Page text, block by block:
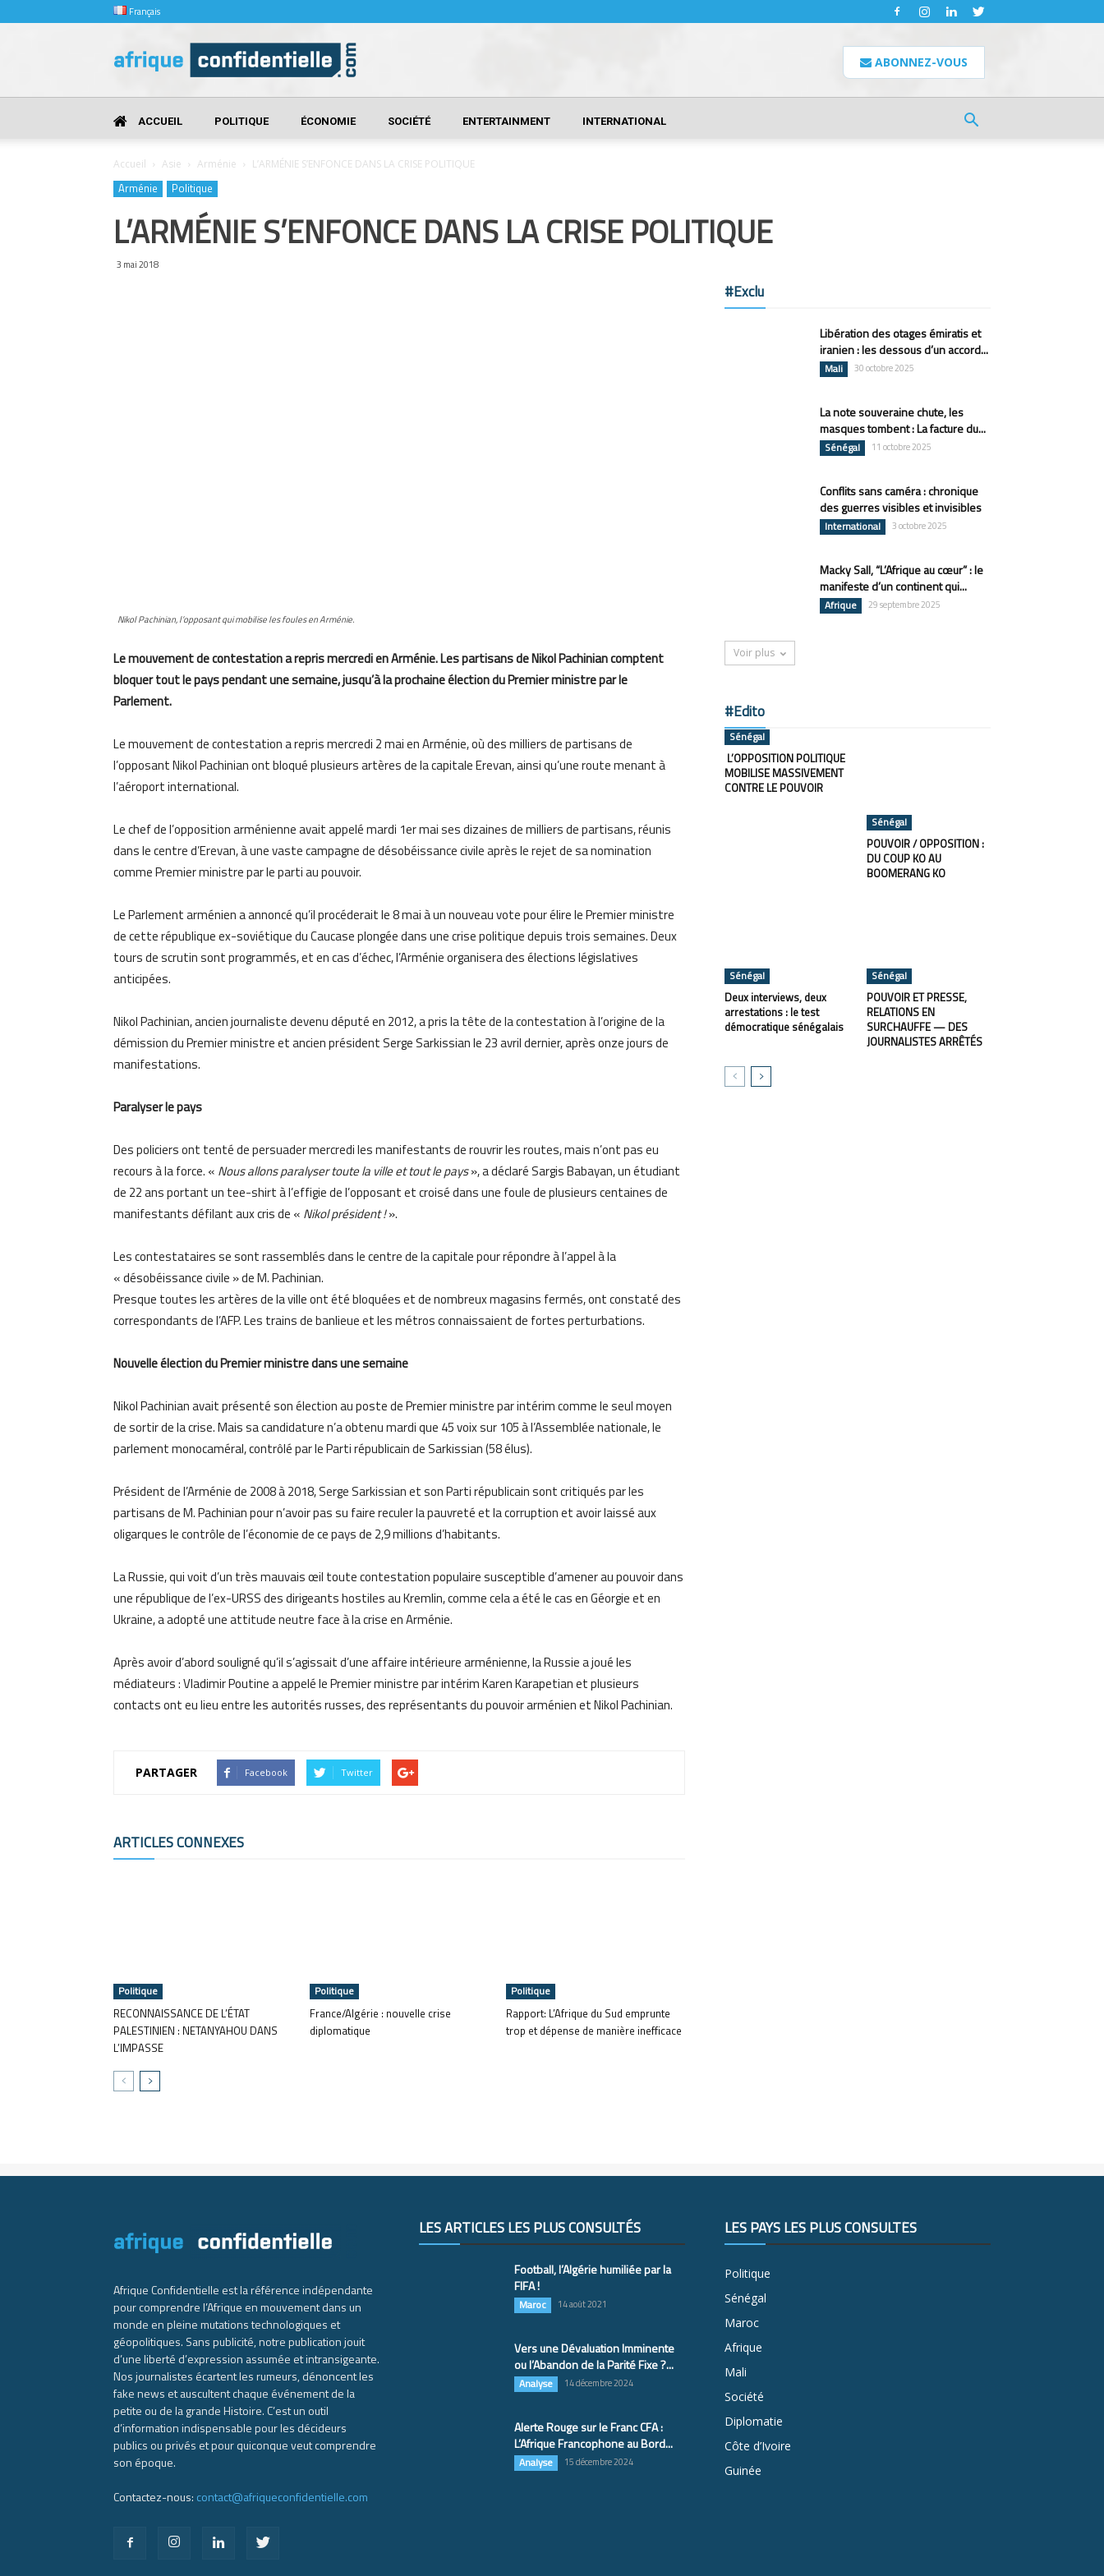
Français
Confidentielle
ABONNEZ-VOUS
ACCUEIL POLITIQUE ÉCONOMIE SOCIÉTÉ ENTERTAINMENT INTERNATIONAL
Accueil Asie Arménie L’ARMÉNIE S’ENFONCE DANS LA CRISE POLITIQUE
Arménie Politique
L’ARMÉNIE S’ENFONCE DANS LA CRISE POLITIQUE
3 mai 2018
Nikol Pachinian, l’opposant qui mobilise les foules en Arménie.
Le mouvement de contestation a repris mercredi en Arménie. Les partisans de Nikol Pachinian comptent
bloquer tout le pays pendant une semaine, jusqu’à la prochaine élection du Premier ministre par le
Parlement.
Le mouvement de contestation a repris mercredi 2 mai en Arménie, où des milliers de partisans de
l’opposant Nikol Pachinian ont bloqué plusieurs artères de la capitale Erevan, ainsi qu’une route menant à
l’aéroport international.
Le chef de l’opposition arménienne avait appelé mardi 1er mai ses dizaines de milliers de partisans, réunis
dans le centre d’Erevan, à une vaste campagne de désobéissance civile après le rejet de sa nomination
comme Premier ministre par le parti au pouvoir.
Le Parlement arménien a annoncé qu’il procéderait le 8 mai à un nouveau vote pour élire le Premier ministre
de cette république ex-soviétique du Caucase plongée dans une crise politique depuis trois semaines. Deux
tours de scrutin sont programmés, et en cas d’échec, l’Arménie organisera des élections législatives
anticipées.
Nikol Pachinian, ancien journaliste devenu député en 2012, a pris la tête de la contestation à l’origine de la
démission du Premier ministre et ancien président Serge Sarkissian le 23 avril dernier, après onze jours de
manifestations.
Paralyser le pays
Des policiers ont tenté de persuader mercredi les manifestants de rouvrir les routes, mais n’ont pas eu
recours à la force. « Nous allons paralyser toute la ville et tout le pays», a déclaré Sargis Babayan, un étudiant
de 22 ans portant un tee-shirt à l’effigie de l’opposant et croisé dans une foule de plusieurs centaines de
manifestants défilant aux cris de « Nikol président !».
Les contestataires se sont rassemblés dans le centre de la capitale pour répondre à l’appel à la
« désobéissance civile » de M. Pachinian.
Presque toutes les artères de la ville ont été bloquées et de nombreux magasins fermés, ont constaté des
correspondants de l’AFP. Les trains de banlieue et les métros connaissaient de fortes perturbations.
Nouvelle élection du Premier ministre dans une semaine
Nikol Pachinian avait présenté son élection au poste de Premier ministre par intérim comme le seul moyen
de sortir de la crise. Mais sa candidature n’a obtenu mardi que 45 voix sur 105 à l’Assemblée nationale, le
parlement monocaméral, contrôlé par le Parti républicain de Sarkissian (58 élus).
Président de l’Arménie de 2008 à 2018, Serge Sarkissian et son Parti républicain sont critiqués par les
partisans de M. Pachinian pour n’avoir pas su faire reculer la pauvreté et la corruption et avoir laissé aux
oligarques le contrôle de l’économie de ce pays de 2,9 millions d’habitants.
La Russie, qui voit d’un très mauvais œil toute contestation populaire susceptible d’amener au pouvoir dans
une république de l’ex-URSS des dirigeants hostiles au Kremlin, comme cela a été le cas en Géorgie et en
Ukraine, a adopté une attitude neutre face à la crise en Arménie.
Après avoir d’abord souligné qu’il s’agissait d’une affaire intérieure arménienne, la Russie a joué les
médiateurs : Vladimir Poutine a appelé le Premier ministre par intérim Karen Karapetian et plusieurs
contacts ont eu lieu entre les autorités russes, des représentants du pouvoir arménien et Nikol Pachinian.
PARTAGER Facebook Twitter
ARTICLES CONNEXES
Politique
RECONNAISSANCE DE L’ÉTAT
PALESTINIEN : NETANYAHOU DANS
L’IMPASSE
Politique
France/Algérie : nouvelle crise
diplomatique
Politique
Rapport: L’Afrique du Sud emprunte
trop et dépense de manière inefficace
#Exclu
Libération des otages émiratis et
iranien : les dessous d’un accord...
Mali 30 octobre 2025
La note souveraine chute, les
masques tombent : La facture du...
Sénégal 11 octobre 2025
Conflits sans caméra : chronique
des guerres visibles et invisibles
International 3 octobre 2025
Macky Sall, “L’Afrique au cœur” : le
manifeste d’un continent qui...
Afrique 29 septembre 2025
Voir plus
#Edito
Sénégal
L’OPPOSITION POLITIQUE
MOBILISE MASSIVEMENT
CONTRE LE POUVOIR
Sénégal
POUVOIR / OPPOSITION :
DU COUP KO AU
BOOMERANG KO
Sénégal
Deux interviews, deux
arrestations : le test
démocratique sénégalais
Sénégal
POUVOIR ET PRESSE,
RELATIONS EN
SURCHAUFFE — DES
JOURNALISTES ARRÊTÉS
Afrique Confidentielle est la référence indépendante
pour comprendre l’Afrique en mouvement dans un
monde en pleine mutations technologiques et
géopolitiques. Sans publicité, notre publication jouit
d’une liberté d’expression assumée et intransigeante.
Nos journalistes écartent les rumeurs, dénoncent les
fake news et auscultent chaque événement de la
petite ou de la grande Histoire. C’est un outil
d’information indispensable pour les décideurs
publics ou privés et pour quiconque veut comprendre
son époque.
Contactez-nous: contact@afriqueconfidentielle.com
LES ARTICLES LES PLUS CONSULTÉS
Football, l’Algérie humiliée par la
FIFA !
Maroc 14 août 2021
Vers une Dévaluation Imminente
ou l’Abandon de la Parité Fixe ?...
Analyse 14 décembre 2024
Alerte Rouge sur le Franc CFA :
L’Afrique Francophone au Bord...
Analyse 15 décembre 2024
LES PAYS LES PLUS CONSULTÉS
Politique
Sénégal
Maroc
Afrique
Mali
Société
Diplomatie
Côte d’Ivoire
Guinée